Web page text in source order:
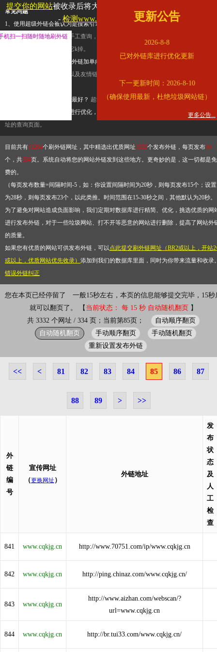
常见问题
1、使用超级外链会被认为是搜索引擎优化作弊吗？ 超级外链只是一个简便而集成
查询工具，模拟的是正常手工查询，不是作弊。如果是作弊，那您可以使用超级外
推广竞争对手的网址，让它k掉。
2、网站优化单纯依靠超级外链加单向链接可行吗？
链，需要结合普通的外链以及友情链接，您可以到站长论坛发布外链，到友情链接
3、如何使用超级外链效果最好？ 超级外链不同于普通的外链，它是动态的链接，
有频繁使用超级外链工具进行优化，才能获得稳定的外链
，最终使搜索引擎收录带
址的查询页面。
目前共有13264个刷外链网址，其中精选出优质网址3332个发布外链，每页发布10
个，共334页。系统自动将您的网站外链发到这些地方。更奇妙的是，这一切都是免
费的。
（每页发布数量=间隔时间-5，如：你设置间隔时间为20秒，则每页发布15个；设置
为28秒，则每页发布23个，以此类推。时间范围在15-30秒之间，其他默认为20秒
为了避免对网站造成负面影响，我们定期对数据库进行精简、优化，挑选优质的网
进行发布外链，对于一些垃圾网站、打不开等恶意的网站进行删除，提高了网站外
的质量。
如果您有优质的网站可供发布外链，可以点此提交刷外链网址（BR2或以上，开站
或以上，优质网站优先收录） 添加到我们的数据库里面，同时为你带来流量和收录
错误外链纠正
您在本页已经停留了
一般15秒左右，本页的信息能够提交完毕，15秒
就可以翻页了。 【 当前状态： 每 15 秒 自动随机翻页 】
共 3332 个网址 / 334 页；当前第85页；
自动顺序翻页
自动随机翻页
手动顺序翻页
手动随机翻页
重新设置发布外链
<< < 81 82 83 84 85 86 87
88 89 > >>
外
链
编
号
宣传网址
（更换网址 ）
外链地址
发
布
状
态
及
人
工
检
查
841 www.cqkjg.cn http://www.70751.com/ip/www.cqkjg.cn
842 www.cqkjg.cn http://ping.chinaz.com/www.cqkjg.cn/
843 www.cqkjg.cn
http://www.aizhan.com/webscan/?
url=www.cqkjg.cn
844 www.cqkjg.cn http://br.tui33.com/www.cqkjg.cn/
提交你的网站被收录后将大幅提升流量和外链，
- 检测www.cqkjg.cn是否收录更新公告
2026-8-8
已对外链库进行优化更新
下一更新时间：2026-8-10
（确保使用最新，杜绝垃圾网站链）
更多公告...
机扫一扫随时随地刷外链